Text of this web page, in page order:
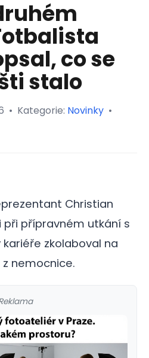
co se
stalo
• Kategorie: Novinky •
Christian
při přípravném utkání s
zkolaboval na
nemocnice.